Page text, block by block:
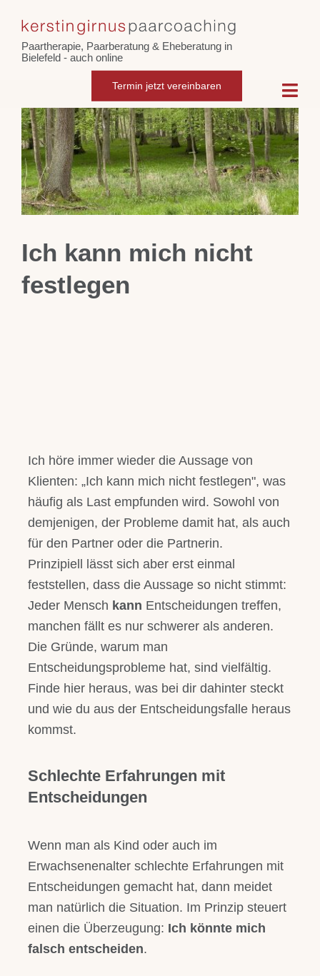
content
Paartherapie, Paarberatung & Eheberatung in
Bielefeld - auch online
Termin jetzt vereinbaren
Home
Paarcoaching
Intensiv-Paarberatung
Über mich
Für Dich
Kontakt
Zeige
grösseres
Bild
Ich kann mich nicht
festlegen
Ich höre immer wieder die Aussage von
Klienten: „Ich kann mich nicht festlegen", was
häufig als Last empfunden wird. Sowohl von
demjenigen, der Probleme damit hat, als auch
für den Partner oder die Partnerin.
Prinzipiell lässt sich aber erst einmal
feststellen, dass die Aussage so nicht stimmt:
Jeder Mensch kann Entscheidungen treffen,
manchen fällt es nur schwerer als anderen.
Die Gründe, warum man
Entscheidungsprobleme hat, sind vielfältig.
Finde hier heraus, was bei dir dahinter steckt
und wie du aus der Entscheidungsfalle heraus
kommst.
Schlechte Erfahrungen mit
Entscheidungen
Wenn man als Kind oder auch im
Erwachsenenalter schlechte Erfahrungen mit
Entscheidungen gemacht hat, dann meidet
man natürlich die Situation. Im Prinzip steuert
einen die Überzeugung: Ich könnte mich
falsch entscheiden.